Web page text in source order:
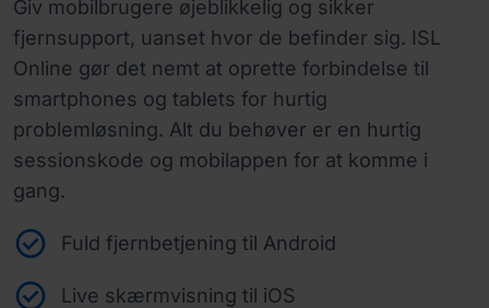
Giv mobilbrugere øjeblikkelig og sikker
fjernsupport, uanset hvor de befinder sig. ISL
Online gør det nemt at oprette forbindelse til
smartphones og tablets for hurtig
problemløsning. Alt du behøver er en hurtig
sessionskode og mobilappen for at komme i
gang.
Fuld fjernbetjening til Android
Live skærmvisning til iOS